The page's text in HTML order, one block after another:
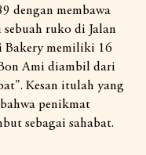
dengan membawa
ruko di Jalan
Bakery memiliki 16
Ami diambil dari
Kesan itulah yang
penikmat
sebagai sahabat.